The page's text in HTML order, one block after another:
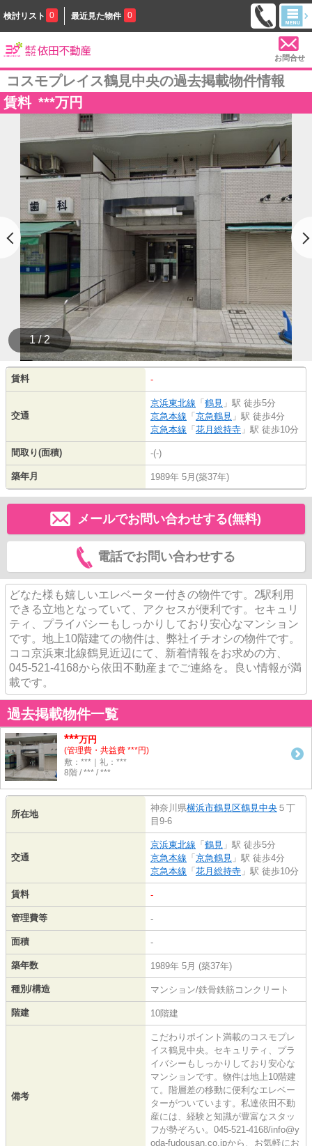
検討リスト 0 最近見た物件 0
お問合せ
コスモプレイス鶴見中央の過去掲載物件情報
賃料 ***万円
1 / 2
賃料 -
交通
京浜東北線 「 鶴見 」駅 徒歩5分
京急本線 「 京急鶴見 」駅 徒歩4分
京急本線 「 花月総持寺 」駅 徒歩10分
間取り(面積) -(-)
築年月 1989年 5月(築37年)
メールでお問い合わせする(無料)
電話でお問い合わせする
どなた様も嬉しいエレベーター付きの物件です。2駅利用
できる立地となっていて、アクセスが便利です。セキュリ
ティ、プライバシーもしっかりしており安心なマンション
です。地上10階建ての物件は、弊社イチオシの物件です。
ココ京浜東北線鶴見近辺にて、新着情報をお求めの方、
045-521-4168から依田不動産までご連絡を。良い情報が満
載です。
過去掲載物件一覧
***万円
(管理費・共益費 ***円)
敷：***｜礼：***
8階 / *** / ***
所在地
神奈川県横浜市鶴見区鶴見中央 ５丁
目9-6
交通
京浜東北線 「 鶴見 」駅 徒歩5分
京急本線 「 京急鶴見 」駅 徒歩4分
京急本線 「 花月総持寺 」駅 徒歩10分
賃料 -
管理費等 -
面積 -
築年数 1989年 5月 (築37年)
種別/構造 マンション/鉄骨鉄筋コンクリート
階建 10階建
備考
こだわりポイント満載のコスモプレ
イス鶴見中央。セキュリティ、プラ
イバシーもしっかりしており安心な
マンションです。物件は地上10階建
て。階層差の移動に便利なエレベー
ターがついています。私達依田不動
産には、経験と知識が豊富なスタッ
フが勢ぞろい。045-521-4168/info@y
oda-fudousan.co.jpから、お気軽にお